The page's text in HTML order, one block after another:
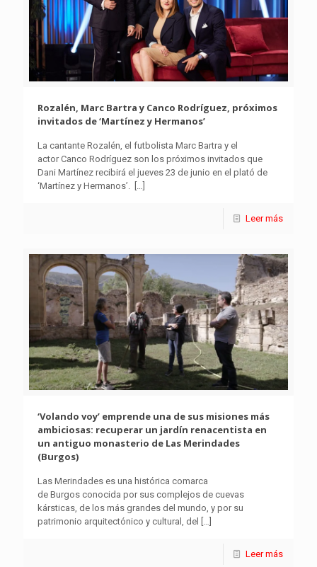
Rozalén, Marc Bartra y Canco Rodríguez, próximos
invitados de ‘Martínez y Hermanos’
La cantante Rozalén, el futbolista Marc Bartra y el
actor Canco Rodríguez son los próximos invitados que
Dani Martínez recibirá el jueves 23 de junio en el plató de
‘Martínez y Hermanos’.
[…]
Leer más
‘Volando voy’ emprende una de sus misiones más
ambiciosas: recuperar un jardín renacentista en
un antiguo monasterio de Las Merindades
(Burgos)
Las Merindades es una histórica comarca
de Burgos conocida por sus complejos de cuevas
kársticas, de los más grandes del mundo, y por su
patrimonio arquitectónico y cultural, del […]
Leer más